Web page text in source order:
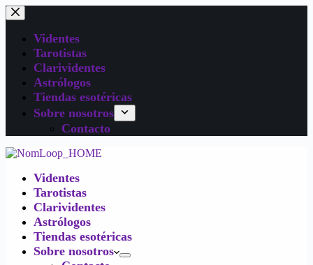
Videntes
Tarotistas
Clarividentes
Astrólogos
Tiendas esotéricas
Sobre nosotros
Contacto
Videntes
Tarotistas
Clarividentes
Astrólogos
Tiendas esotéricas
Sobre nosotros